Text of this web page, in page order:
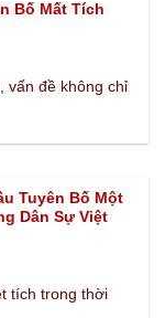
Bố Mất Tích
vấn đề không chỉ
Tuyên Bố Một
Dân Sự Việt
tích trong thời